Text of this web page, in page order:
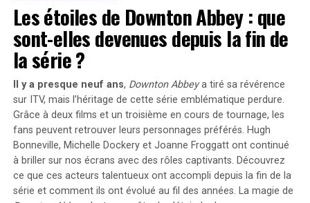
Une atmosphère conviviale ⁤malgré
le froid
Delice a souligné l’importance d’offrir ⁤chaleur⁢ et
réconfort aux personnes dans le besoin pendant cette
période⁤ froide. Azery‌ Sharrons, un homme âgé ​de 70 ans⁤
vivant dans une zone d’accueil du refuge,⁢ a exprimé ⁤sa
gratitude pour le repas copieux qui rappelait les
traditions ⁤festives.
Activités⁢ post-Noël au⁢ refuge
Les étoiles de Downton Abbey : que
sont-elles devenues depuis la fin de
la série ?
Il y a presque neuf ans, Downton Abbeya tiré sa révérence
sur ITV, mais l’héritage de cette série emblématique perdure.
Grâce à deux films et un troisième en cours de tournage, les
fans peuvent retrouver leurs personnages préférés. Hugh
Bonneville, Michelle Dockery et Joanne Froggattont continué
à briller sur nos écrans avec des rôles captivants. Découvrez
ce que ces acteurs talentueux ont accompli depuis la fin de la
série et comment ils ont évolué au fil des années. La magie de